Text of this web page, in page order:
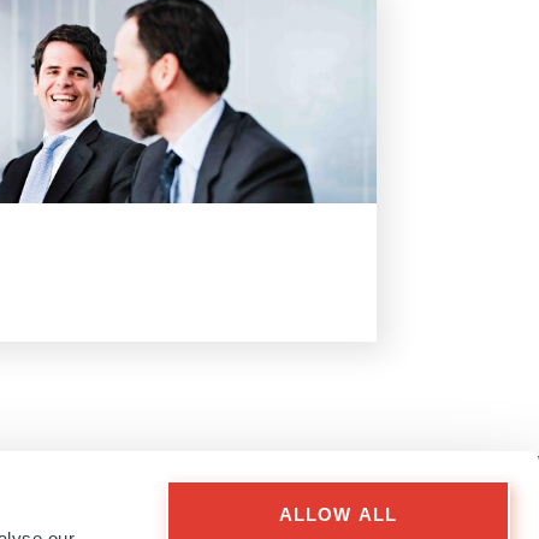
ALLOW ALL